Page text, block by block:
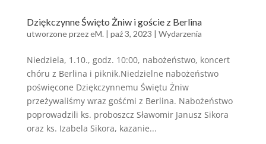
Dziękczynne Święto Żniw i goście z Berlina
utworzone przezeM. | paź 3, 2023 | Wydarzenia
Niedziela, 1.10., godz. 10:00, nabożeństwo, koncert
chóru z Berlina i piknik.Niedzielne nabożeństwo
poświęcone Dziękczynnemu Świętu Żniw
przeżywaliśmy wraz gośćmi z Berlina. Nabożeństwo
poprowadzili ks. proboszcz Sławomir Janusz Sikora
oraz ks. Izabela Sikora, kazanie...